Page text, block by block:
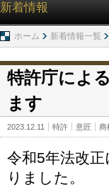
新着情報
ホーム 新着情報一覧
特許庁によ
ます
2023.12.11 特許 意匠 商
令和5年法改
りました。